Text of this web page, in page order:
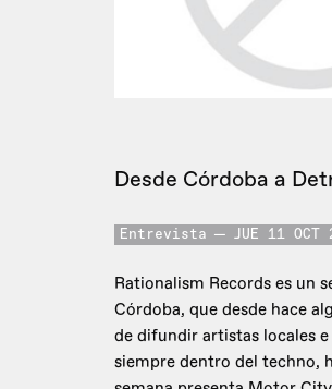
Desde Córdoba a
Entrevista JUE 11 OCT
Rationalism Records es un
Córdoba, que desde hace
de difundir artistas locales
siempre dentro del techno,